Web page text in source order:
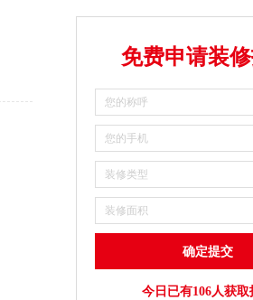
免费申请装
今日已有106人获取